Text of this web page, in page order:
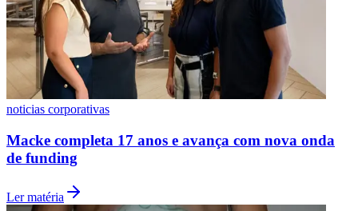
Santos
noticias corporativas
Macke completa 17 anos e avança com nova onda
de funding
Ler matéria